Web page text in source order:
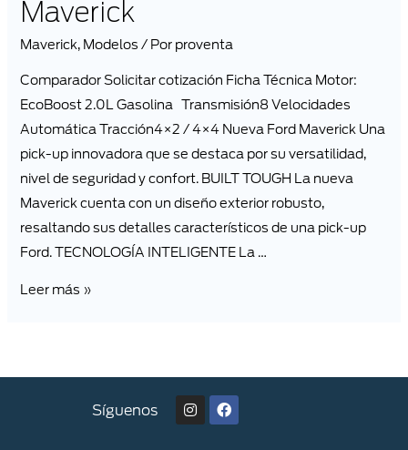
Maverick
Maverick, Modelos / Por proventa
Comparador Solicitar cotización Ficha Técnica Motor:
EcoBoost 2.0L Gasolina Transmisión8 Velocidades
Automática Tracción4×2 / 4×4 Nueva Ford Maverick Una
pick-up innovadora que se destaca por su versatilidad,
nivel de seguridad y confort. BUILT TOUGH La nueva
Maverick cuenta con un diseño exterior robusto,
resaltando sus detalles característicos de una pick-up
Ford. TECNOLOGÍA INTELIGENTE La …
Leer más »
Síguenos